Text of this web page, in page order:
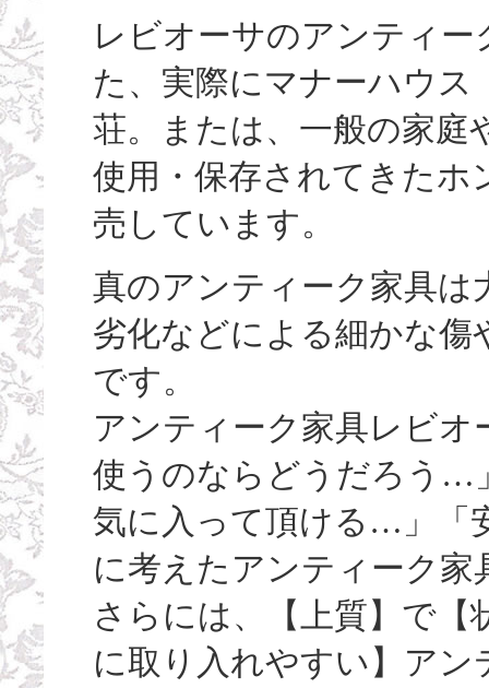
レビオーサのアンティー
た、実際にマナーハウス
荘。または、一般の家庭
使用・保存されてきたホ
売しています。
真のアンティーク家具は
劣化などによる細かな
です。
アンティーク家具レビ
使うのならどうだろう…
気に入って頂ける…」「
に考えたアンティーク
さらには、【上質】で【
に取り入れやすい】ア